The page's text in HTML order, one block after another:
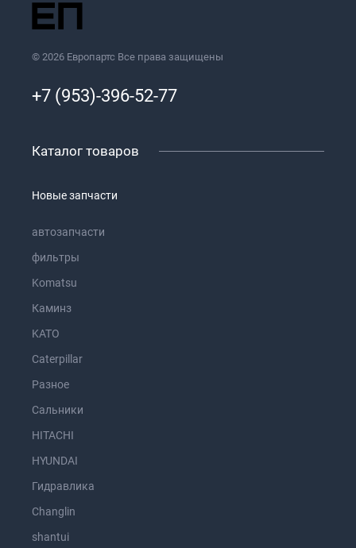
© 2026 Европартс Все права защищены
+7 (953)-396-52-77
Каталог товаров
Новые запчасти
автозапчасти
фильтры
Komatsu
Каминз
KATO
Caterpillar
Разное
Сальники
HITACHI
HYUNDAI
Гидравлика
Changlin
shantui